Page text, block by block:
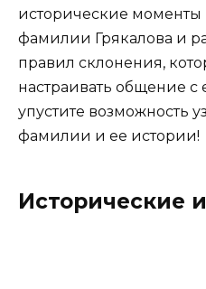
исторические
фамилии Грякалова и
правил склонения,
настраивать общение с
упустите возможность
фамилии и ее истории!
Исторические